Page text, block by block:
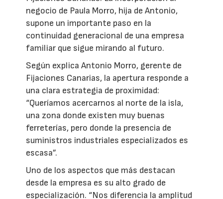
negocio de Paula Morro, hija de Antonio,
supone un importante paso en la
continuidad generacional de una empresa
familiar que sigue mirando al futuro.
Según explica Antonio Morro, gerente de
Fijaciones Canarias, la apertura responde a
una clara estrategia de proximidad:
“Queríamos acercarnos al norte de la isla,
una zona donde existen muy buenas
ferreterías, pero donde la presencia de
suministros industriales especializados es
escasa”.
Uno de los aspectos que más destacan
desde la empresa es su alto grado de
especialización. “Nos diferencia la amplitud